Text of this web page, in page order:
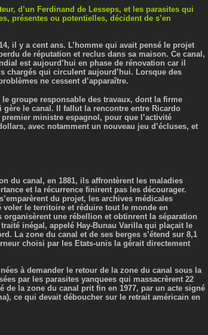
d’un Ferdinand de Lesseps, et les parasites qui
présentes ou potentielles, décident de s’en
il y a cent ans. L’homme qui avait pensé le projet
de réputation et reclus dans sa maison. Ce canal,
est aujourd’hui en phase de rénovation car il
chargés qui circulent aujourd’hui. Lorsque des
ne cessent d’apparaître.
groupe responsable des travaux, dont la firme
gère le canal. Il fallut la rencontre entre Ricardo
ministre espagnol, pour que l’activité
avec notamment un nouveau jeu d’écluses, et
du canal, en 1881, ils affrontèrent les maladies
et la récurrence finirent pas les décourager.
du projet, les archives médicales
le territoire et réduire tout le monde en
organisèrent une rébellion et obtinrent la séparation
inégal, appelé Hay-Bunau Varilla qui plaçait le
La zone du canal et de ses berges s’étend sur 8,1
choisi par les Etats-unis la gérait directement
à demander le retour de la zone du canal sous la
par les parasites yanquees qui massacrèrent 22
de la zone du canal prit fin en 1977, par un acte signé
ce qui devait déboucher sur le retrait américain en